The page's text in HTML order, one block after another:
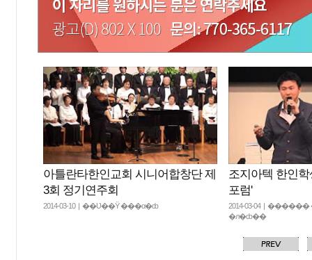
아틀란타한인교회 시니어합창단 제
3회 정기연주회
2014-03-10 | ��Ʋ��Ÿ ���α�ȸ
조지아텍 한인
포럼'
2014-03-04 |
�л�ȸ��